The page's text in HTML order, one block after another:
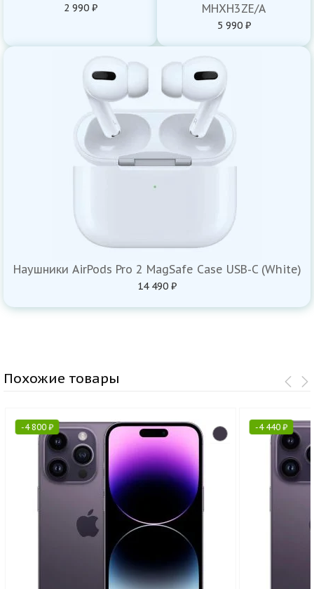
2 990 ₽
MHXH3ZE/A
5 990 ₽
Наушники AirPods Pro 2 MagSafe Case USB-C (White)
14 490 ₽
Похожие товары
-4 800₽ -4 440₽